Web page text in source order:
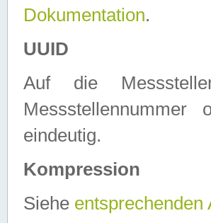
Dokumentation.
UUID
Auf die
eindeutig.
Kompression
Siehe entsprechenden